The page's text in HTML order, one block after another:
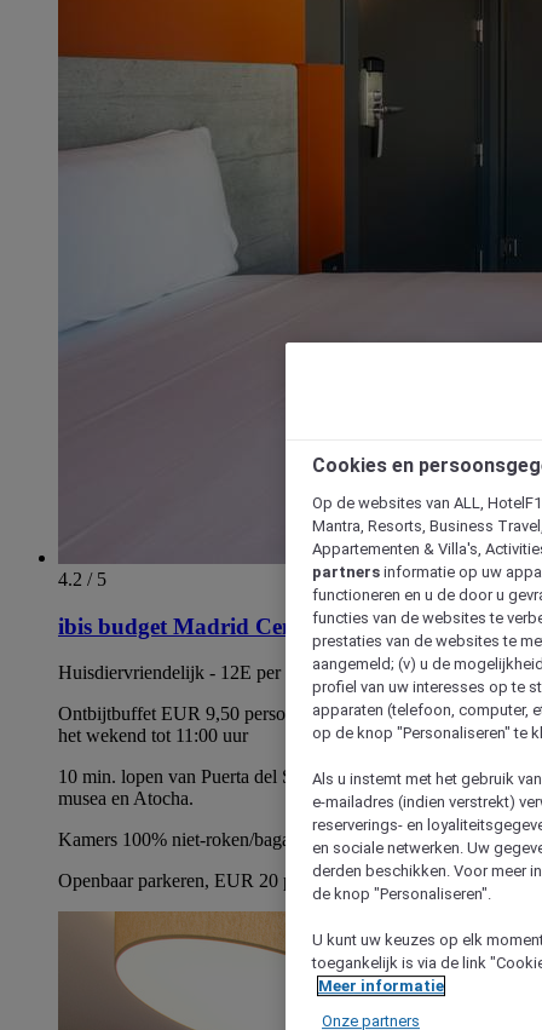
4.2 / 5
ibis budget Madrid Centro Lavapies
Huisdiervriendelijk - 12E per dag
Ontbijtbuffet EUR 9,50 persoon/dag. van 6:00 tot 10:30 en in
het wekend tot 11:00 uur
10 min. lopen van Puerta del Sol en 15 min van de beste
musea en Atocha.
Kamers 100% niet-roken/bagageopslag tegen betaling
Openbaar parkeren, EUR 20 per dag
Cookies en
Op de websites van ALL,
Mantra, Resorts, Business
Appartementen & Villa's,
partners informatie op uw
functioneren en u de door u
functies van de websites te
prestaties van de websites te
aangemeld; (v) u de
profiel van uw interesses op te
apparaten (telefoon, computer,
op de knop "Personaliseren" te
Als u instemt met het gebruik
e-mailadres (indien verstrekt)
reserverings- en
en sociale netwerken. Uw
derden beschikken. Voor meer
de knop "Personaliseren".
U kunt uw keuzes op elk
toegankelijk is via de link
Meer informatie
Onze partners